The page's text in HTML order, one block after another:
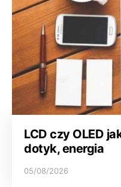
LCD czy OLED
dotyk, energia
05/08/2026